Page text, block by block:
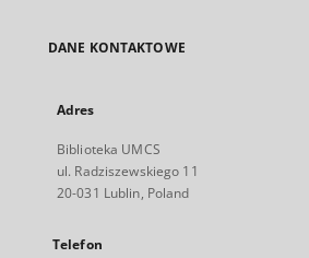
DANE KONTAKTOWE
Adres
Biblioteka UMCS
ul. Radziszewskiego 11
20-031 Lublin, Poland
Telefon